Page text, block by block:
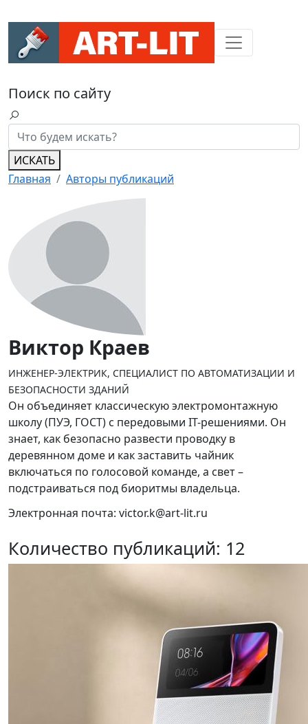
Поиск по сайту
ИСКАТЬ
Главная
Авторы публикаций
Виктор Краев
ИНЖЕНЕР-ЭЛЕКТРИК, СПЕЦИАЛИСТ ПО АВТОМАТИЗАЦИИ И
БЕЗОПАСНОСТИ ЗДАНИЙ
Он объединяет классическую электромонтажную
школу (ПУЭ, ГОСТ) с передовыми IT-решениями. Он
знает, как безопасно развести проводку в
деревянном доме и как заставить чайник
включаться по голосовой команде, а свет –
подстраиваться под биоритмы владельца.
Электронная почта: victor.k@art-lit.ru
Количество публикаций: 12